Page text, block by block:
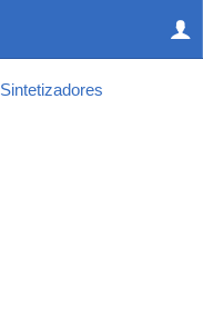
Sintetizadores